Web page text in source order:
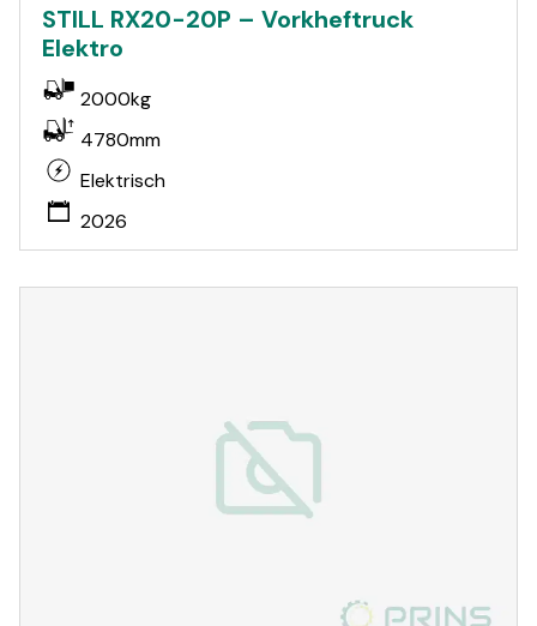
STILL RX20-20P – Vorkheftruck
Elektro
2000kg
4780mm
Elektrisch
2026